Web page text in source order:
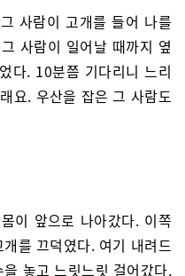
사람이 고개를 들어 나를
사람이 일어날 때까지 옆
다. 10분쯤 기다리니 느리
요. 우산을 잡은 그 사람도
이 앞으로 나아갔다. 이쪽
를 끄덕였다. 여기 내려드
놓고 느릿느릿 걸어갔다.